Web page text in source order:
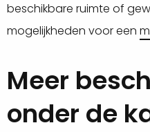
beschikbare ruimte of
mogelijkheden voor een
Meer
onder de